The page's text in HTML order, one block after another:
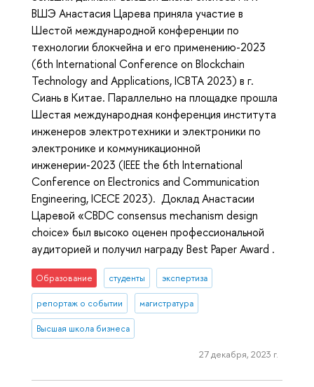
ВШЭ Анастасия Царева приняла участие в
Шестой международной конференции по
технологии блокчейна и его применению-2023
(6th International Conference on Blockchain
Technology and Applications, ICBTA 2023) в г.
Сиань в Китае. Параллельно на площадке прошла
Шестая международная конференция института
инженеров электротехники и электроники по
электронике и коммуникационной
инженерии-2023 (IEEE the 6th International
Conference on Electronics and Communication
Engineering, ICECE 2023). Доклад Анастасии
Царевой «CBDC consensus mechanism design
choice» был высоко оценен профессиональной
аудиторией и получил награду Best Paper Award .
Образование студенты экспертиза
репортаж о событии магистратура
Высшая школа бизнеса
27 декабря, 2023 г.